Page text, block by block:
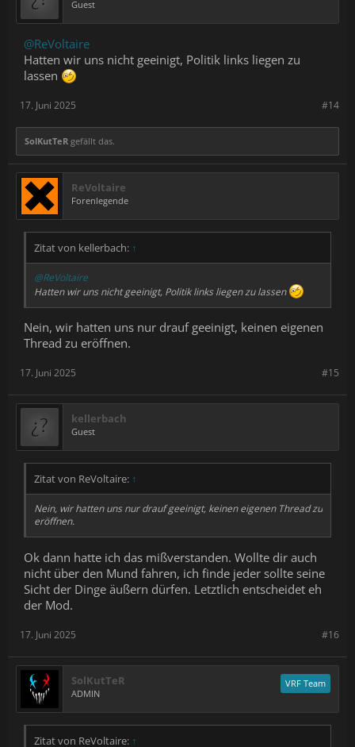
Guest
@ReVoltaire
Hatten wir uns nicht geeinigt, Politik links liegen zu
lassen
#14
17. Juni 2025
SolKutTeR gefällt das.
ReVoltaire
Forenlegende
Zitat von kellerbach: ↑
@ReVoltaire
Hatten wir uns nicht geeinigt, Politik links liegen zu lassen
Nein, wir hatten uns nur drauf geeinigt, keinen eigenen
Thread zu eröffnen.
#15
17. Juni 2025
kellerbach
Guest
Zitat von ReVoltaire: ↑
Nein, wir hatten uns nur drauf geeinigt, keinen eigenen Thread zu
eröffnen.
Ok dann hatte ich das mißverstanden. Wollte dir auch
nicht über den Mund fahren, ich finde jeder sollte seine
Sicht der Dinge äußern dürfen. Letztlich entscheidet eh
der Mod.
#16
17. Juni 2025
SolKutTeR
ADMIN
VRF Team
Zitat von ReVoltaire: ↑